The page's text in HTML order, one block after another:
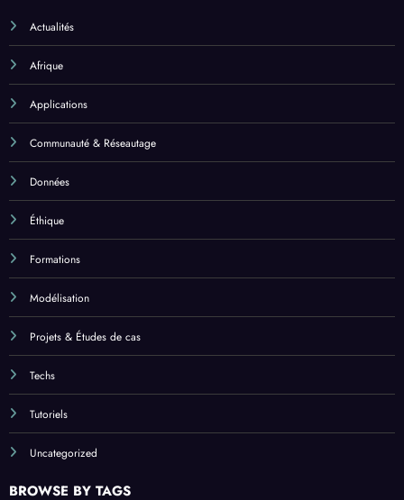
Actualités
Afrique
Applications
Communauté & Réseautage
Données
Éthique
Formations
Modélisation
Projets & Études de cas
Techs
Tutoriels
Uncategorized
BROWSE BY TAGS